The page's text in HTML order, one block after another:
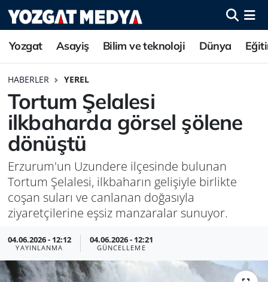
Yozgat Asayiş Bilim ve teknoloji Dünya
HABERLER YEREL
Tortum Şelalesi
ilkbaharda görsel şölene
dönüştü
Erzurum'un Uzundere ilçesinde bulunan
Tortum Şelalesi, ilkbaharın gelişiyle birlikte
coşan suları ve canlanan doğasıyla
ziyaretçilerine eşsiz manzaralar sunuyor.
04.06.2026 - 12:12
YAYINLANMA
04.06.2026 - 12:21
GÜNCELLEME